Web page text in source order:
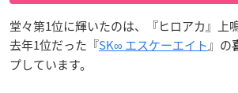
堂々第1位に輝いたのは、『ヒロアカ』上
去年1位だった『SK∞ エスケーエイト』の
プしています。